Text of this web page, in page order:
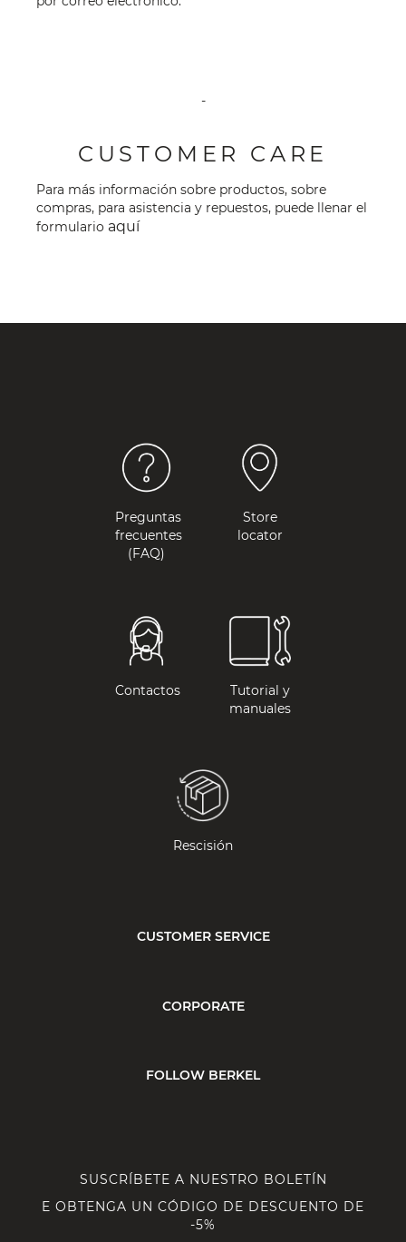
-
CUSTOMER CARE
Para más información sobre productos, sobre
compras, para asistencia y repuestos, puede llenar el
formulario aquí
Preguntas
frecuentes
(FAQ)
Store
locator
Contactos
Tutorial y
manuales
Rescisión
CUSTOMER SERVICE
CORPORATE
FOLLOW BERKEL
SUSCRÍBETE A NUESTRO BOLETÍN
E OBTENGA UN CÓDIGO DE DESCUENTO DE
-5%